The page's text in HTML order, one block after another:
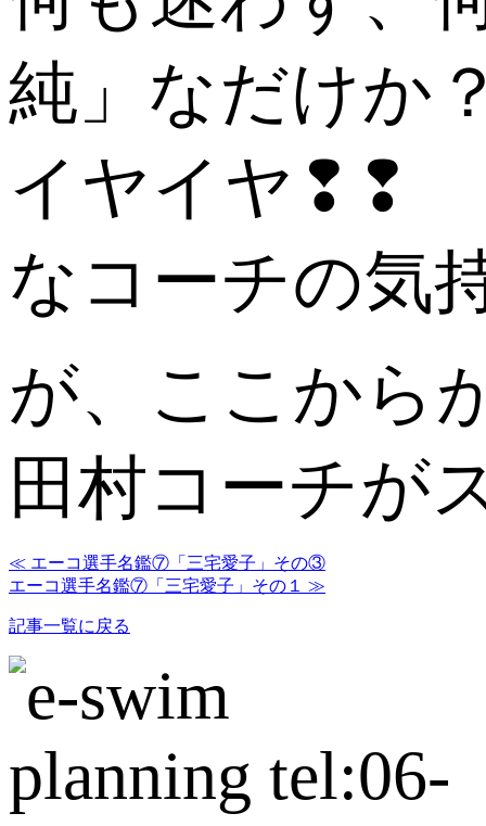
純」なだけか
イヤイヤ❢❢
なコーチの気
が、ここから
田村コーチが
≪ エーコ選手名鑑⑦「三宅愛子」その③
エーコ選手名鑑⑦「三宅愛子」その１ ≫
記事一覧に戻る